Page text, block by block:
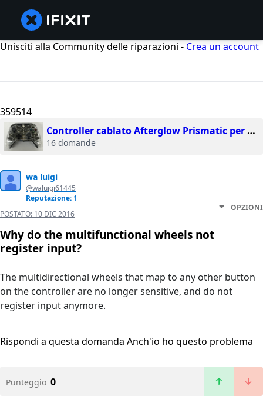
Unisciti alla Community delle riparazioni - Crea un account
359514
Controller cablato Afterglow Prismatic per Xbox One
16 domande
wa luigi
@waluigi61445
Reputazione: 1
POSTATO: 10 DIC 2016
OPZIONI
Why do the multifunctional wheels not
register input?
The multidirectional wheels that map to any other button
on the controller are no longer sensitive, and do not
register input anymore.
Rispondi a questa domanda Anch'io ho questo problema
Punteggio 0